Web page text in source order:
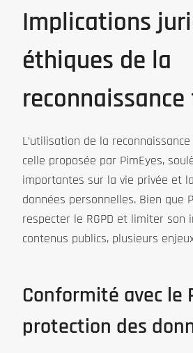
Implications
éthiques de la
L’utilisation de la
celle proposée par PimEyes,
importantes sur la vie privée et
données personnelles. Bien que
respecter le RGPD et limiter son
contenus publics, plusieurs
Conformité avec le
protection des